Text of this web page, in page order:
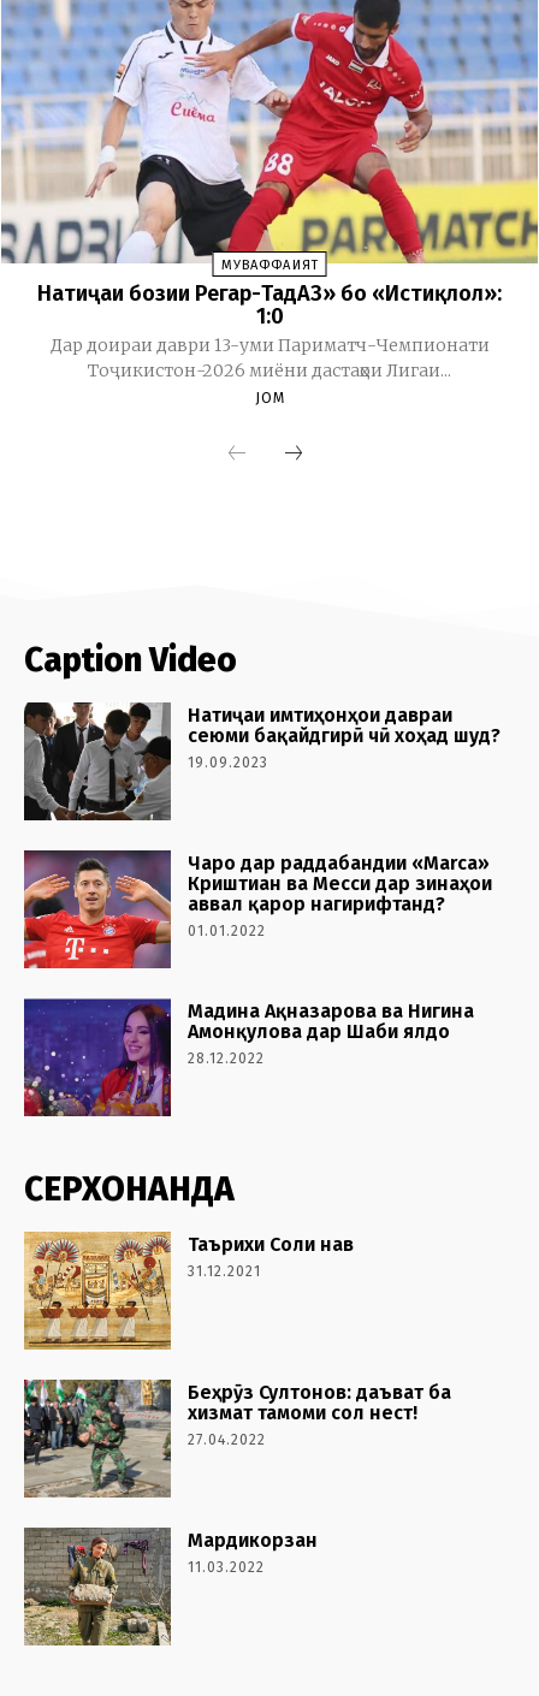
Caption Video
Натиҷаи имтиҳонҳои давраи
сеюми бақайдгирӣ чӣ хоҳад шуд?
19.09.2023
Чаро дар раддабандии «Marca»
Криштиан ва Месси дар зинаҳои
аввал қарор нагирифтанд?
01.01.2022
Мадина Ақназарова ва Нигина
Амонқулова дар Шаби ялдо
28.12.2022
СЕРХОНАНДА
Таърихи Соли нав
31.12.2021
Беҳрӯз Султонов: даъват ба
хизмат тамоми сол нест!
27.04.2022
Мардикорзан
11.03.2022